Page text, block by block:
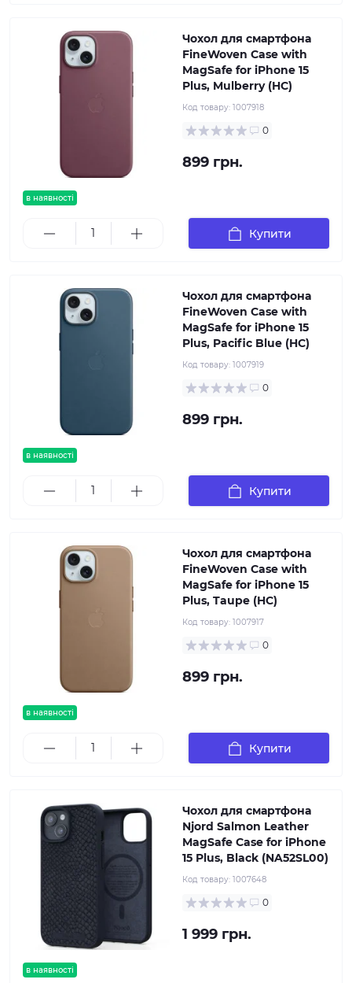
в наявності
Чохол для смартфона
FineWoven Case with
MagSafe for iPhone 15
Plus, Mulberry (HC)
Код товару: 1007918
0
899 грн.
Купити
в наявності
Чохол для смартфона
FineWoven Case with
MagSafe for iPhone 15
Plus, Pacific Blue (HC)
Код товару: 1007919
0
899 грн.
Купити
в наявності
Чохол для смартфона
FineWoven Case with
MagSafe for iPhone 15
Plus, Taupe (HC)
Код товару: 1007917
0
899 грн.
Купити
в наявності
Чохол для смартфона
Njord Salmon Leather
MagSafe Case for iPhone
15 Plus, Black (NA52SL00)
Код товару: 1007648
0
1 999 грн.